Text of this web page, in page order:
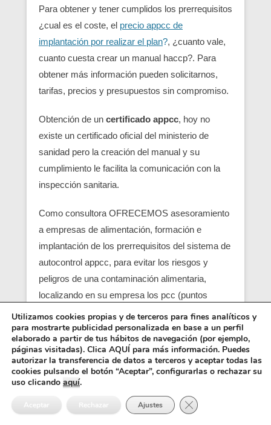
Para obtener y tener cumplidos los prerrequisitos
¿cual es el coste, el precio appcc de
implantación por realizar el plan?, ¿cuanto vale,
cuanto cuesta crear un manual haccp?. Para
obtener más información pueden solicitarnos,
tarifas, precios y presupuestos sin compromiso.
Obtención de un certificado appcc, hoy no
existe un certificado oficial del ministerio de
sanidad pero la creación del manual y su
cumplimiento le facilita la comunicación con la
inspección sanitaria.
Como consultora OFRECEMOS asesoramiento
a empresas de alimentación, formación e
implantación de los prerrequisitos del sistema de
autocontrol appcc, para evitar los riesgos y
peligros de una contaminación alimentaria,
localizando en su empresa los pcc (puntos
críticos) y obtener un servicio con una correcta
seguridad alimentaria.
Entre los requisitos está el control y el análisis de
cada punto crítico, junto con el registro sanitario,
es básico para que empiezen las empresas
alimentarias (ejemplo una empresa de catering),
Utilizamos cookies propias y de terceros para fines analíticos y
para mostrarte publicidad personalizada en base a un perfil
elaborado a partir de tus hábitos de navegación (por ejemplo,
páginas visitadas). Clica AQUÍ para más información. Puedes
autorizar la transferencia de datos a terceros y aceptar todas las
cookies pulsando el botón “Aceptar”, configurarlas o rechazar su
uso clicando aquí.
Aceptar Rechazar Ajustes Cerrar el banner de